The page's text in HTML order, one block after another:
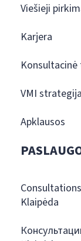
Viešieji
Karjera
Konsultacinė
VMI strategija
Apklausos
Klaipėda